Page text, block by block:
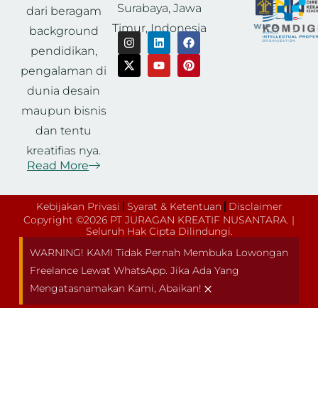
dari beragam
background
pendidikan,
pengalaman di
dunia desain
maupun bisnis
dan tentu
kreatifias nya.
Read More
Surabaya, Jawa
Timur, Indonesia
Kebijakan Privasi Syarat & Ketentuan
Disclaimer
Copyright ©2026 PT JURAGAN KREATIF NUSANTARA. |
Seluruh Hak Cipta Dilindungi.
WARNING! KAMI Tidak Pernah Membuka Lowongan
Freelance Lewat WhatsApp. Jika Ada Yang
Mengatasnamakan Kami, Abaikan! ×